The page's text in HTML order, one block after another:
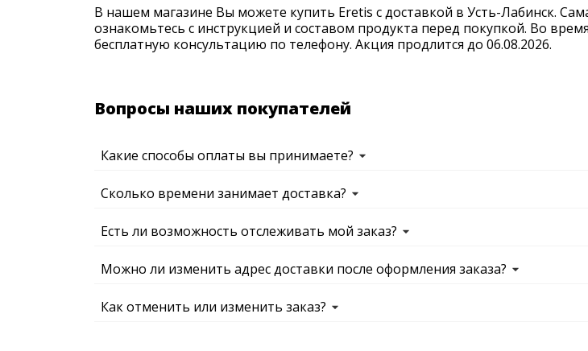
В нашем магазине Вы можете купить Eretis с доставкой в Усть-Лабинск.
ознакомьтесь с инструкцией и составом продукта перед покупкой. Во
бесплатную консультацию по телефону. Акция продлится до 06.08.2026.
Вопросы наших покупателей
Какие способы оплаты вы принимаете?
Сколько времени занимает доставка?
Есть ли возможность отслеживать мой заказ?
Можно ли изменить адрес доставки после оформления заказа?
Как отменить или изменить заказ?